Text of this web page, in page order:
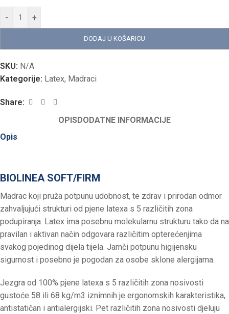
- +
DODAJ U KOŠARICU
SKU: N/A
Kategorije: Latex, Madraci
Share:
OPISDODATNE INFORMACIJE
Opis
BIOLINEA SOFT/FIRM
Madrac koji pruža potpunu udobnost, te zdrav i prirodan odmor
zahvaljujući strukturi od pjene latexa s 5 različitih zona
podupiranja. Latex ima posebnu molekularnu strukturu tako da na
pravilan i aktivan način odgovara različitim opterećenjima
svakog pojedinog dijela tijela. Jamči potpunu higijensku
sigurnost i posebno je pogodan za osobe sklone alergijama.
Jezgra od 100% pjene latexa s 5 različitih zona nosivosti
gustoće 58 ili 68 kg/m3 iznimnih je ergonomskih karakteristika,
antistatičan i antialergijski. Pet različitih zona nosivosti djeluju